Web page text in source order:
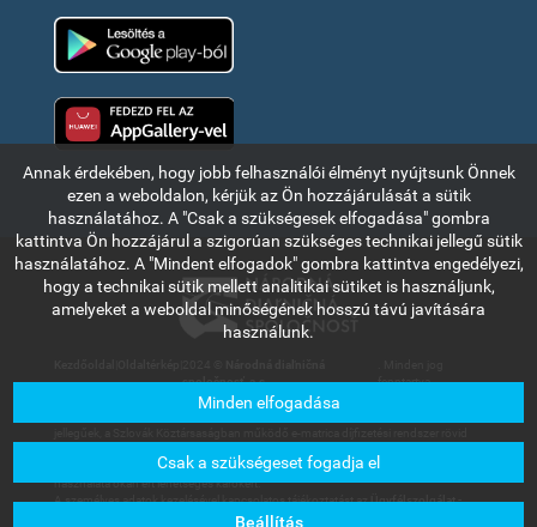
spoločnosť, a.s.
fenntartva.
Az ebben a részben olvasható információk és adatok kizárólag tájékoztató
vállal felelősséget a felhasználókat vagy harmadik személyt az információk
használata okán ért lehetséges károkért.
A személyes adatok kezelésével kapcsolatos tájékoztatást azÜgyfélszolgálat -
menüpont alatt található Általános üzleti feltételek
Annak érdekében, hogy jobb felhasználói élményt nyújtsunk Önnek
ezen a weboldalon, kérjük az Ön hozzájárulását a sütik
használatához. A "Csak a szükségesek elfogadása" gombra
kattintva Ön hozzájárul a szigorúan szükséges technikai jellegű sütik
használatához. A "Mindent elfogadok" gombra kattintva engedélyezi,
hogy a technikai sütik mellett analitikai sütiket is használjunk,
amelyeket a weboldal minőségének hosszú távú javítására
használunk.
Minden elfogadása
Csak a szükségeset fogadja el
Beállítás